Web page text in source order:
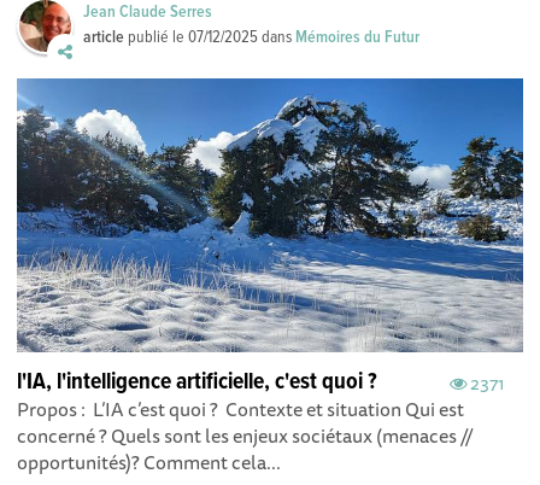
Jean Claude Serres
article publié le07/12/2025dans Mémoires du Futur
2371
l'IA, l'intelligence artificielle, c'est quoi ?
Propos : L’IA c’est quoi ? Contexte et situation Qui est
concerné ? Quels sont les enjeux sociétaux (menaces //
opportunités)? Comment cela...